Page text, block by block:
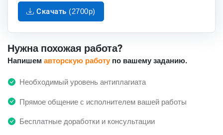
Скачать (2700p)
Нужна похожая работа?
Напишем авторскую работу по вашему заданию.
Необходимый уровень антиплагиата
Прямое общение с исполнителем вашей работы
Бесплатные доработки и консультации